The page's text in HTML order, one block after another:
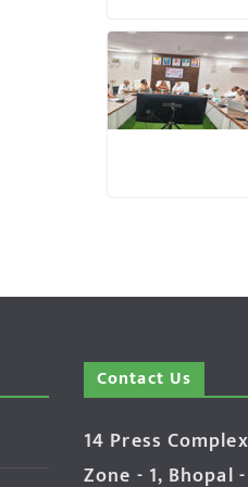
Contact Us
14 Press
Zone - 1, Bhopal